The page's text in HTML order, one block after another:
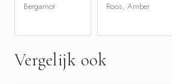
Bergamot Roos, Amber
Vergelijk ook